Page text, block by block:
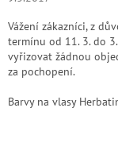
ekologické
hračky
a
Vážení zákazníci, z
termínu od 11. 3. do
vyřizovat žádnou
za pochopení.
Barvy na vlasy